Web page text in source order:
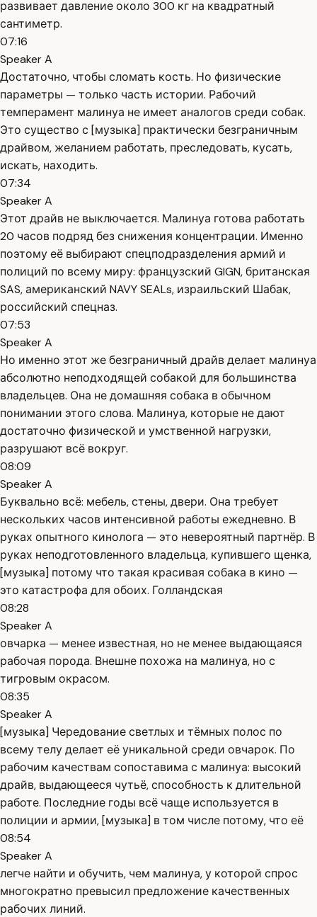
развивает давление около 300 кг на квадратный
сантиметр.
07:16
Speaker A
Достаточно, чтобы сломать кость. Но физические
параметры — только часть истории. Рабочий
темперамент малинуа не имеет аналогов среди собак.
Это существо с [музыка] практически безграничным
драйвом, желанием работать, преследовать, кусать,
искать, находить.
07:34
Speaker A
Этот драйв не выключается. Малинуа готова работать
20 часов подряд без снижения концентрации. Именно
поэтому её выбирают спецподразделения армий и
полиций по всему миру: французский GIGN, британская
SAS, американский NAVY SEALs, израильский Шабак,
российский спецназ.
07:53
Speaker A
Но именно этот же безграничный драйв делает малинуа
абсолютно неподходящей собакой для большинства
владельцев. Она не домашняя собака в обычном
понимании этого слова. Малинуа, которые не дают
достаточно физической и умственной нагрузки,
разрушают всё вокруг.
08:09
Speaker A
Буквально всё: мебель, стены, двери. Она требует
нескольких часов интенсивной работы ежедневно. В
руках опытного кинолога — это невероятный партнёр. В
руках неподготовленного владельца, купившего щенка,
[музыка] потому что такая красивая собака в кино —
это катастрофа для обоих. Голландская
08:28
Speaker A
овчарка — менее известная, но не менее выдающаяся
рабочая порода. Внешне похожа на малинуа, но с
тигровым окрасом.
08:35
Speaker A
[музыка] Чередование светлых и тёмных полос по
всему телу делает её уникальной среди овчарок. По
рабочим качествам сопоставима с малинуа: высокий
драйв, выдающееся чутьё, способность к длительной
работе. Последние годы всё чаще используется в
полиции и армии, [музыка] в том числе потому, что её
08:54
Speaker A
легче найти и обучить, чем малинуа, у которой спрос
многократно превысил предложение качественных
рабочих линий.